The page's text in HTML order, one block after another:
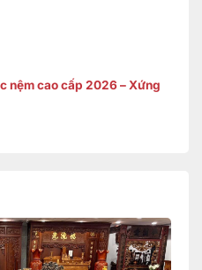
nệm cao cấp 2026 – Xứng